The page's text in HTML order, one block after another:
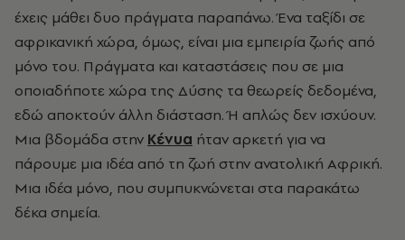
έχεις μάθει δυο πράγματα παραπάνω. Ένα ταξίδι σε
αφρικανική χώρα, όμως, είναι μια εμπειρία ζωής από
μόνο του. Πράγματα και καταστάσεις που σε μια
οποιαδήποτε χώρα της Δύσης τα θεωρείς δεδομένα,
εδώ αποκτούν άλλη διάσταση. Ή απλώς δεν ισχύουν.
Μια βδομάδα στην Κένυα ήταν αρκετή για να
πάρουμε μια ιδέα από τη ζωή στην ανατολική Αφρική.
Μια ιδέα μόνο, που συμπυκνώνεται στα παρακάτω
δέκα σημεία.